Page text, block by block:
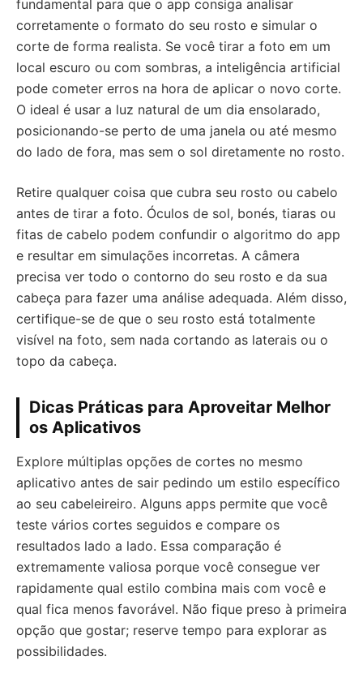
fundamental para que o app consiga analisar
corretamente o formato do seu rosto e simular o
corte de forma realista. Se você tirar a foto em um
local escuro ou com sombras, a inteligência artificial
pode cometer erros na hora de aplicar o novo corte.
O ideal é usar a luz natural de um dia ensolarado,
posicionando-se perto de uma janela ou até mesmo
do lado de fora, mas sem o sol diretamente no rosto.
Retire qualquer coisa que cubra seu rosto ou cabelo
antes de tirar a foto. Óculos de sol, bonés, tiaras ou
fitas de cabelo podem confundir o algoritmo do app
e resultar em simulações incorretas. A câmera
precisa ver todo o contorno do seu rosto e da sua
cabeça para fazer uma análise adequada. Além disso,
certifique-se de que o seu rosto está totalmente
visível na foto, sem nada cortando as laterais ou o
topo da cabeça.
Dicas Práticas para Aproveitar Melhor
os Aplicativos
Explore múltiplas opções de cortes no mesmo
aplicativo antes de sair pedindo um estilo específico
ao seu cabeleireiro. Alguns apps permite que você
teste vários cortes seguidos e compare os
resultados lado a lado. Essa comparação é
extremamente valiosa porque você consegue ver
rapidamente qual estilo combina mais com você e
qual fica menos favorável. Não fique preso à primeira
opção que gostar; reserve tempo para explorar as
possibilidades.